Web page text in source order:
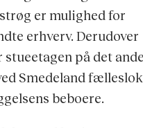
er mulighed for
erhverv. Derudover
på det
Smedeland
beboere.